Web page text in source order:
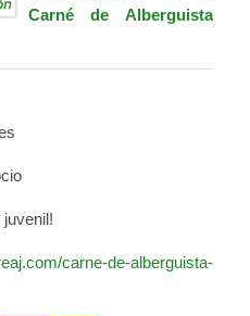
Carné de Alberguista
carne-de-alberguista-